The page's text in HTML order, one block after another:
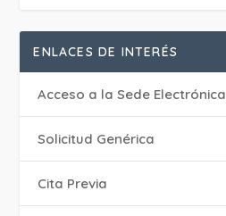
ENLACES DE INTERÉS
Acceso a la Sede Electrónica
Solicitud Genérica
Cita Previa